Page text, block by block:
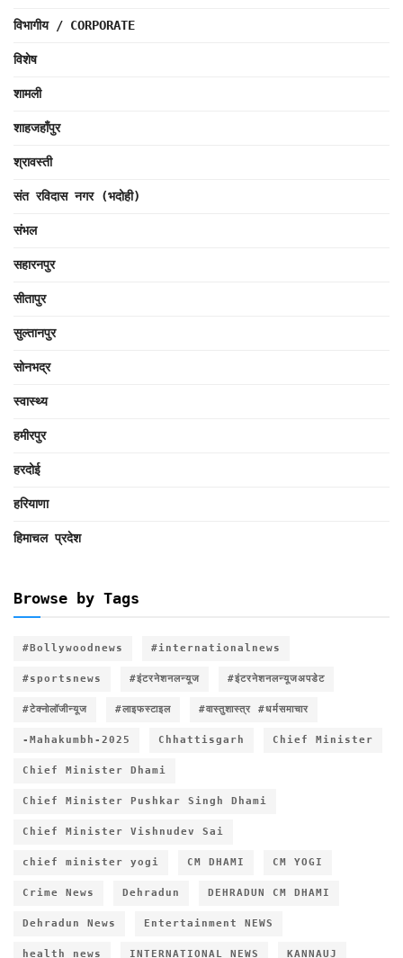
विभागीय / CORPORATE
विशेष
शामली
शाहजहाँपुर
श्रावस्ती
संत रविदास नगर (भदोही)
संभल
सहारनपुर
सीतापुर
सुल्तानपुर
सोनभद्र
स्वास्थ्य
हमीरपुर
हरदोई
हरियाणा
हिमाचल प्रदेश
Browse by Tags
#Bollywoodnews #internationalnews
#sportsnews #इंटरनेशनलन्यूज #इंटरनेशनलन्यूजअपडेट
#टेक्नोलॉजीन्यूज #लाइफस्टाइल #वास्तुशास्त्र #धर्मसमाचार
-Mahakumbh-2025 Chhattisgarh Chief Minister
Chief Minister Dhami
Chief Minister Pushkar Singh Dhami
Chief Minister Vishnudev Sai
chief minister yogi CM DHAMI CM YOGI
Crime News Dehradun DEHRADUN CM DHAMI
Dehradun News Entertainment NEWS
health news INTERNATIONAL NEWS KANNAUJ